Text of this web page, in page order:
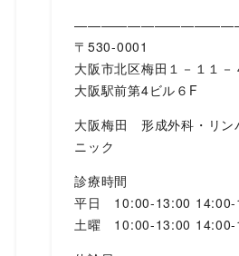
〒530-0001
大阪市北区梅田１－１１－
大阪駅前第4ビル６F
大阪梅田 形成外科・リ
ニック
診療時間
平日 10:00-13:00 14:00-
土曜 10:00-13:00 14:00-